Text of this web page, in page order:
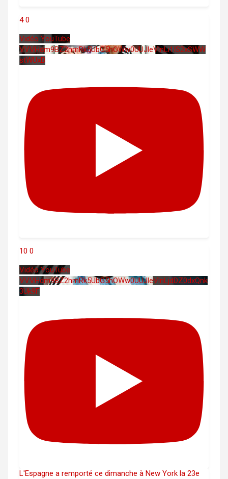
4 0
Vidéo YouTube
VVVHdm9BZ2hmRk5UbG5hOWw0UUJleVlnLi1IS2xSWW
stWUxB
10 0
Vidéo YouTube
VVVHdm9BZ2hmRk5UbG5hOWw0UUJleVlnLjdDZ0dxQnk
3Uk9F
L'Espagne a remporté ce dimanche à New York la 23e